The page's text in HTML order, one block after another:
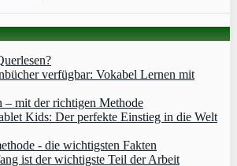
verfügbar: Vokabel Lernen mit
– mit der richtigen Methode
Kids: Der perfekte Einstieg in die Welt
- die wichtigsten Fakten
ist der wichtigste Teil der Arbeit